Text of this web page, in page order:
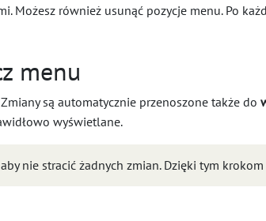
Możesz również usunąć pozycje menu. Po
menu
są automatycznie przenoszone także do
wyświetlane.
nie stracić żadnych zmian. Dzięki tym